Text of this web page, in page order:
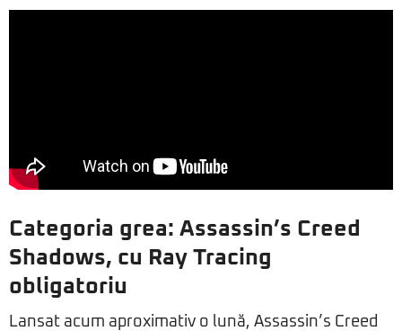
Categoria grea: Assassin’s Creed
Shadows, cu Ray Tracing
obligatoriu
Lansat acum aproximativ o lună, Assassin’s Creed